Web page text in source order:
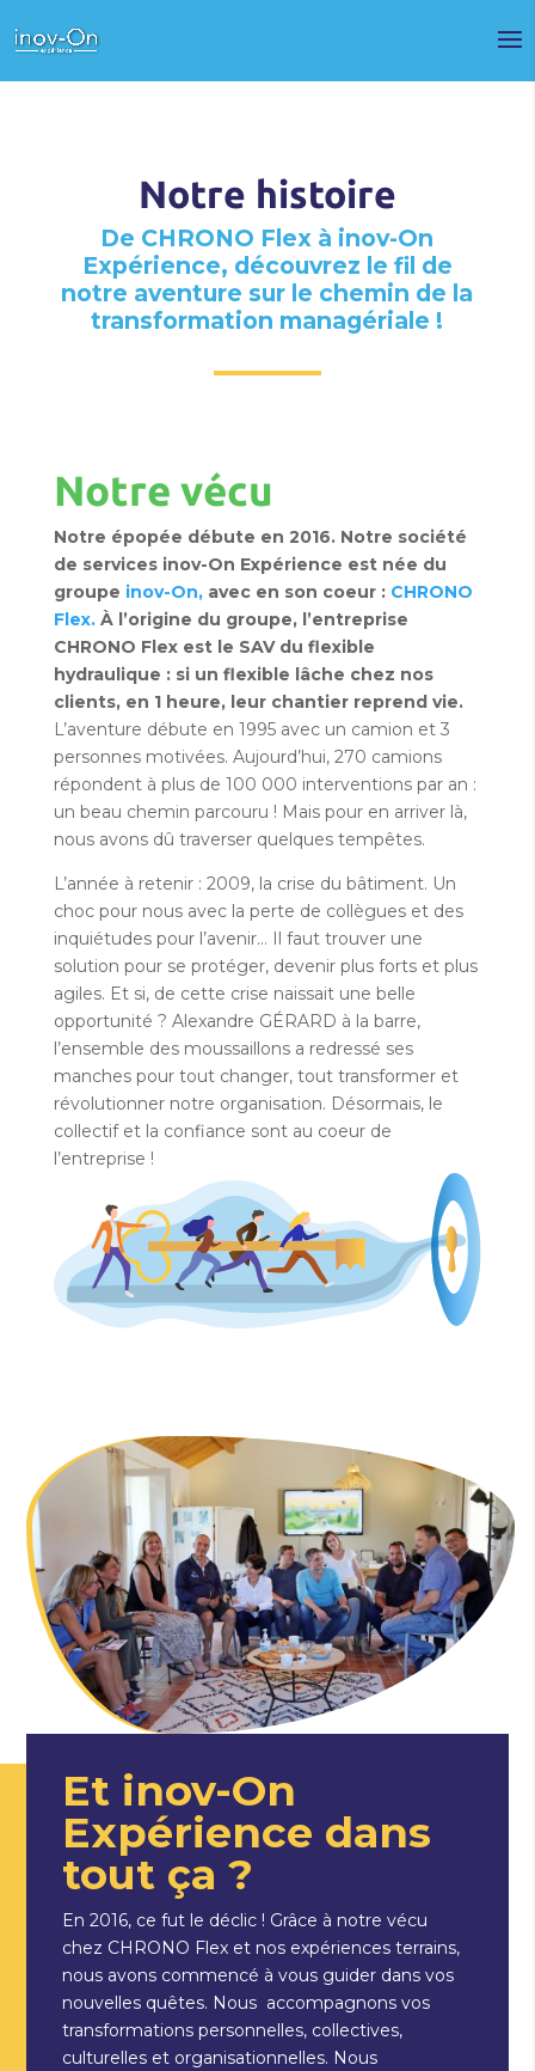
Notre histoire
De CHRONO Flex à inov-On
Expérience, découvrez le fil de
notre aventure sur le chemin de la
transformation managériale !
Notre vécu
Notre épopée débute en 2016. Notre société
de services inov-On Expérience est née du
groupe inov-On, avec en son coeur : CHRONO
Flex.À l’origine du groupe, l’entreprise
CHRONO Flex est le SAV du flexible
hydraulique : si un flexible lâche chez nos
clients, en 1 heure, leur chantier reprend vie.
L’aventure débute en 1995 avec un camion et 3
personnes motivées. Aujourd’hui, 270 camions
répondent à plus de 100 000 interventions par an :
un beau chemin parcouru ! Mais pour en arriver là,
nous avons dû traverser quelques tempêtes.
L’année à retenir : 2009, la crise du bâtiment. Un
choc pour nous avec la perte de collègues et des
inquiétudes pour l’avenir… Il faut trouver une
solution pour se protéger, devenir plus forts et plus
agiles. Et si, de cette crise naissait une belle
opportunité ? Alexandre GÉRARD à la barre,
l’ensemble des moussaillons a redressé ses
manches pour tout changer, tout transformer et
révolutionner notre organisation. Désormais, le
collectif et la confiance sont au coeur de
l’entreprise !
Et inov-On
Expérience dans
tout ça ?
En 2016, ce fut le déclic ! Grâce à notre vécu
chez CHRONO Flex et nos expériences terrains,
nous avons commencé à vous guider dans vos
nouvelles quêtes. Nous accompagnons vos
transformations personnelles, collectives,
culturelles et organisationnelles. Nous